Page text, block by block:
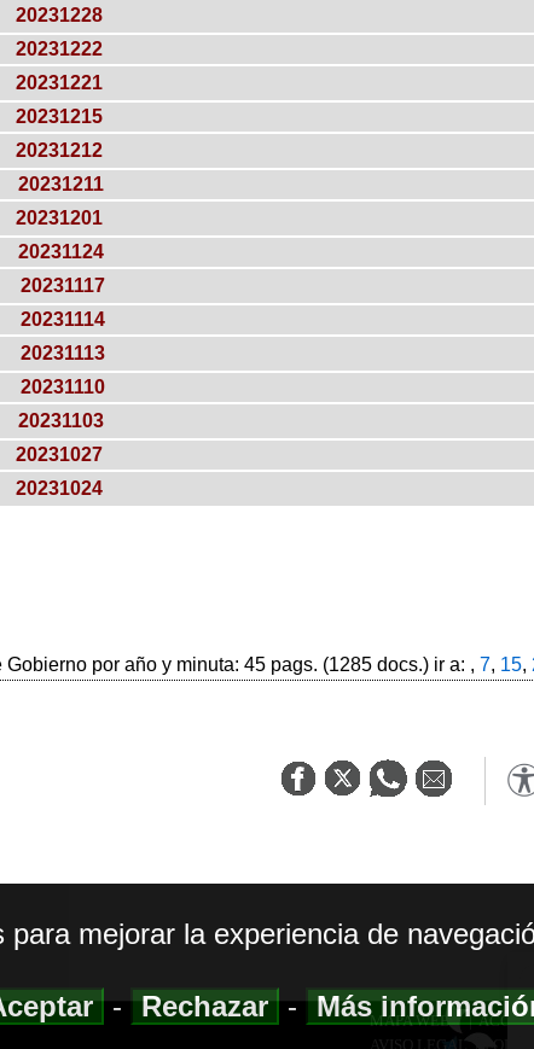
20231228
20231222
20231221
20231215
20231212
20231211
20231201
20231124
20231117
20231114
20231113
20231110
20231103
20231027
20231024
por año y minuta: 45 pags. (1285 docs.) ir a: , 7, 15,
MAPA WEB|
AVISO LEGAL|
mejorar la experiencia de
-Rechazar-Más